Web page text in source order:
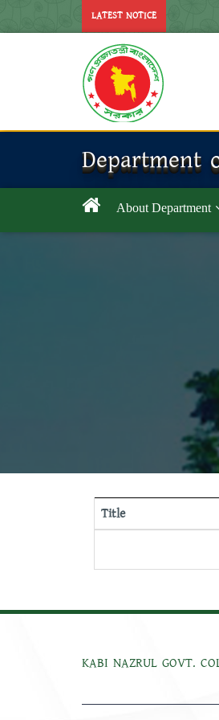
LATEST NOTICE
Department
About Department
Title
KABI NAZRUL GOVT.